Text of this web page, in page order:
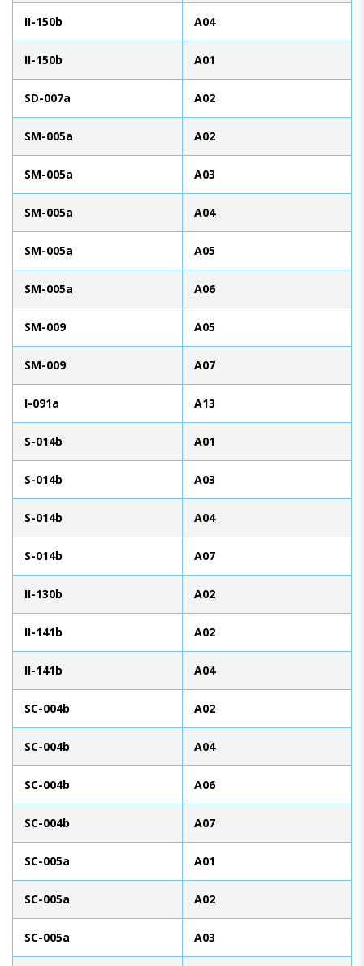
II-150b A04
II-150b A01
SD-007a A02
SM-005a A02
SM-005a A03
SM-005a A04
SM-005a A05
SM-005a A06
SM-009 A05
SM-009 A07
I-091a A13
S-014b A01
S-014b A03
S-014b A04
S-014b A07
II-130b A02
II-141b A02
II-141b A04
SC-004b A02
SC-004b A04
SC-004b A06
SC-004b A07
SC-005a A01
SC-005a A02
SC-005a A03